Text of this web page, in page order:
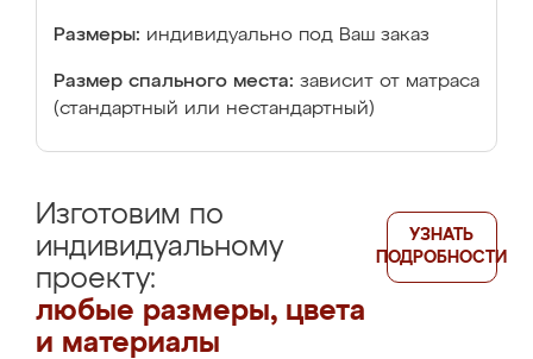
Размеры: индивидуально под Ваш заказ
Размер спального места: зависит от матраса
(стандартный или нестандартный)
Изготовим по
индивидуальному
проекту:
любые размеры, цвета
и материалы
УЗНАТЬ
ПОДРОБНОСТИ